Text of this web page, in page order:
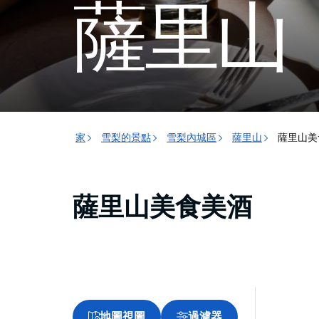
薩里山
家 雪梨的景點 雪梨內城區 薩里山 薩里山
薩里山美食美酒
地圖視圖 過濾器